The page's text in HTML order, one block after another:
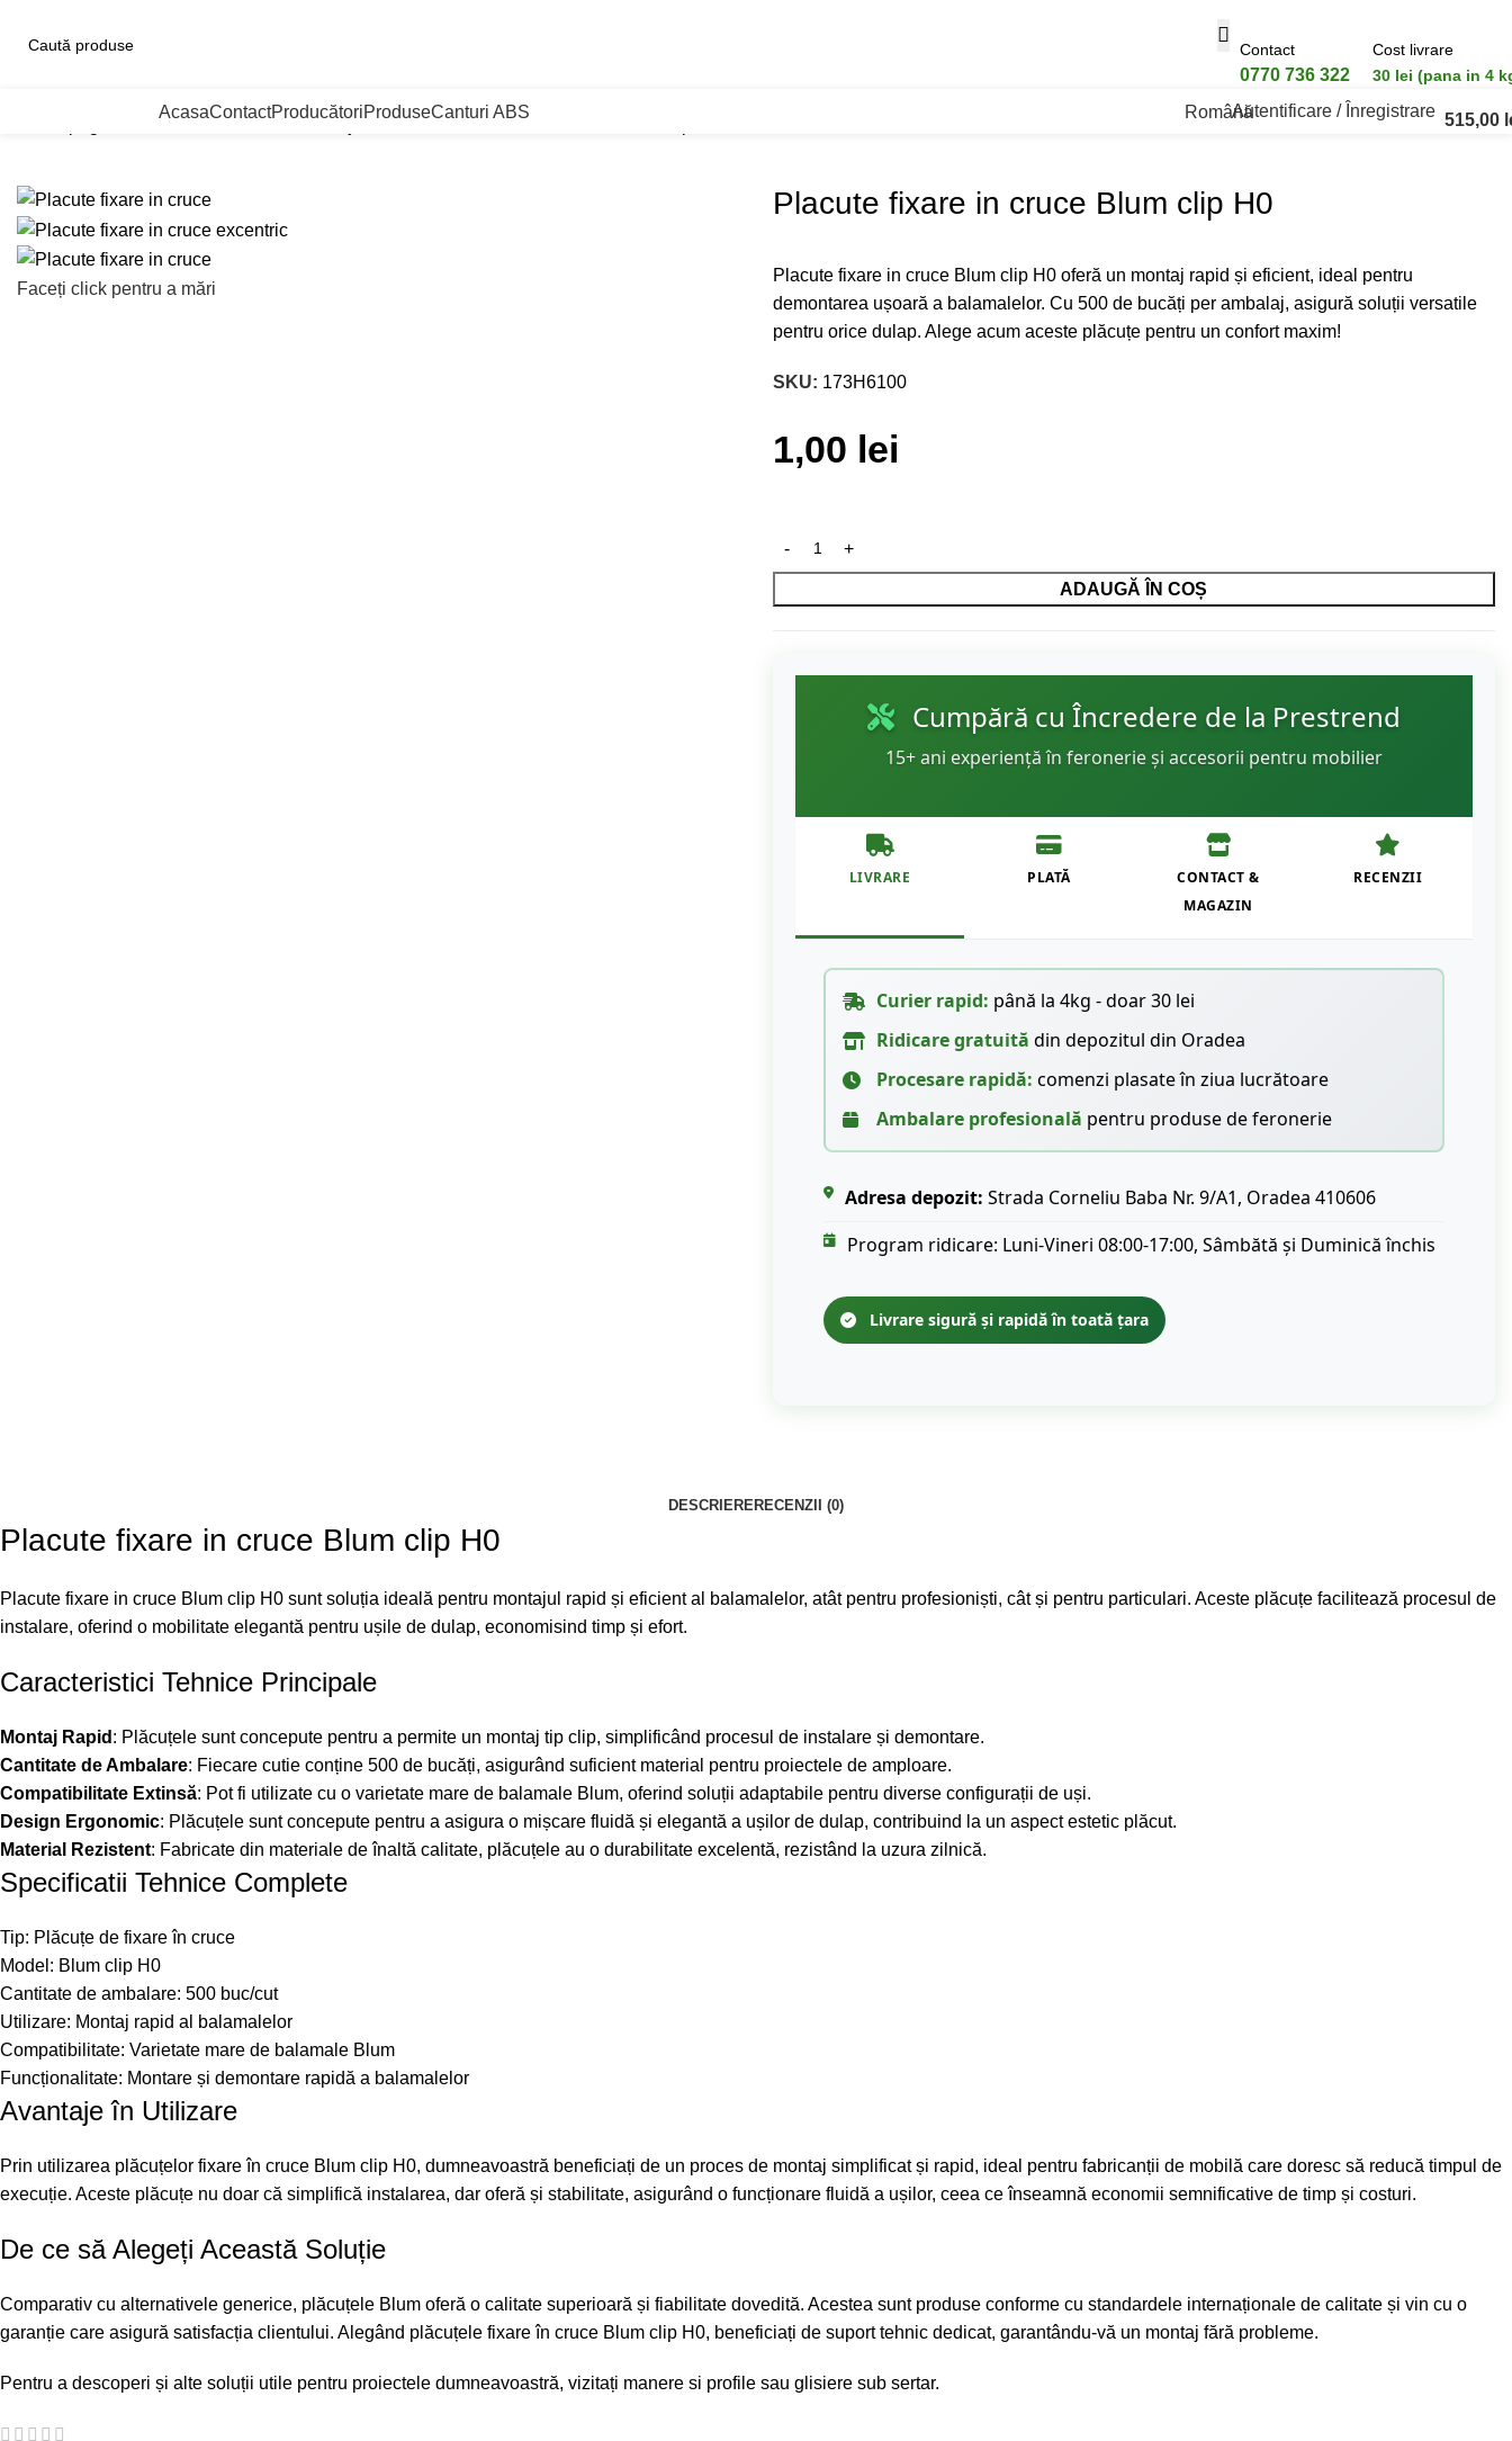
Contact
0770 736 322
Cost livrare
30 lei (pana in 4
AcasaContactProducătoriProduseCanturi ABS RomânăAutentificare / Înregistrare 515,00
Faceți click pentru a mări
Placute fixare in cruce Blum clip H0
Placute fixare in cruce Blum clip H0 oferă un montaj rapid și eficient, ideal pentru
demontarea ușoară a balamalelor. Cu 500 de bucăți per ambalaj, asigură soluții versatile
pentru orice dulap. Alege acum aceste plăcuțe pentru un confort maxim!
SKU: 173H6100
1,00 lei
ADAUGĂ ÎN COȘ
Cumpără cu Încredere de la Prestrend
15+ ani experiență în feronerie și accesorii pentru mobilier
LIVRARE PLATĂ
CONTACT &
MAGAZIN
RECENZII
Curier rapid: până la 4kg - doar 30 lei
Ridicare gratuită din depozitul din Oradea
Procesare rapidă: comenzi plasate în ziua lucrătoare
Ambalare profesională pentru produse de feronerie
Adresa depozit: Strada Corneliu Baba Nr. 9/A1, Oradea 410606
Program ridicare: Luni-Vineri 08:00-17:00, Sâmbătă și Duminică închis
Livrare sigură și rapidă în toată țara
DESCRIERERECENZII (0)
Placute fixare in cruce Blum clip H0
Placute fixare in cruce Blum clip H0 sunt soluția ideală pentru montajul rapid și eficient al balamalelor, atât pentru profesioniști, cât și pentru particulari. Aceste plăcuțe facilitează procesul de
instalare, oferind o mobilitate elegantă pentru ușile de dulap, economisind timp și efort.
Caracteristici Tehnice Principale
Montaj Rapid : Plăcuțele sunt concepute pentru a permite un montaj tip clip, simplificând procesul de instalare și demontare.
Cantitate de Ambalare: Fiecare cutie conține 500 de bucăți, asigurând suficient material pentru proiectele de amploare.
Compatibilitate Extinsă: Pot fi utilizate cu o varietate mare de balamale Blum, oferind soluții adaptabile pentru diverse configurații de uși.
Design Ergonomic: Plăcuțele sunt concepute pentru a asigura o mișcare fluidă și elegantă a ușilor de dulap, contribuind la un aspect estetic plăcut.
Material Rezistent: Fabricate din materiale de înaltă calitate, plăcuțele au o durabilitate excelentă, rezistând la uzura zilnică.
Specificatii Tehnice Complete
Tip: Plăcuțe de fixare în cruce
Model: Blum clip H0
Cantitate de ambalare: 500 buc/cut
Utilizare: Montaj rapid al balamalelor
Compatibilitate: Varietate mare de balamale Blum
Funcționalitate: Montare și demontare rapidă a balamalelor
Avantaje în Utilizare
Prin utilizarea plăcuțelor fixare în cruce Blum clip H0, dumneavoastră beneficiați de un proces de montaj simplificat și rapid, ideal pentru fabricanții de mobilă care doresc să reducă timpul de
execuție. Aceste plăcuțe nu doar că simplifică instalarea, dar oferă și stabilitate, asigurând o funcționare fluidă a ușilor, ceea ce înseamnă economii semnificative de timp și costuri.
De ce să Alegeți Această Soluție
Comparativ cu alternativele generice, plăcuțele Blum oferă o calitate superioară și fiabilitate dovedită. Acestea sunt produse conforme cu standardele internaționale de calitate și vin cu o
garanție care asigură satisfacția clientului. Alegând plăcuțele fixare în cruce Blum clip H0, beneficiați de suport tehnic dedicat, garantându-vă un montaj fără probleme.
Pentru a descoperi și alte soluții utile pentru proiectele dumneavoastră, vizitați manere si profile sau glisiere sub sertar.